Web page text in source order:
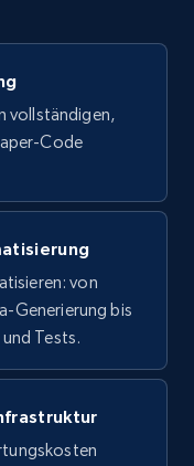
by
Initial
testen
by using
vollständigen,
Code
von
Generierung bis
Tests.